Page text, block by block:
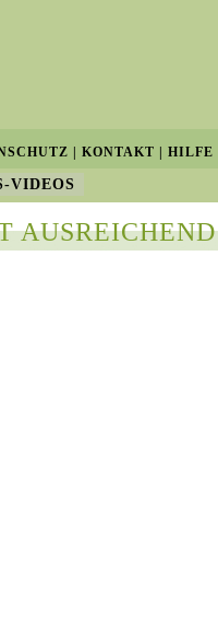
VIDEOS
KONTAKT HILFE
AUSREICHEND